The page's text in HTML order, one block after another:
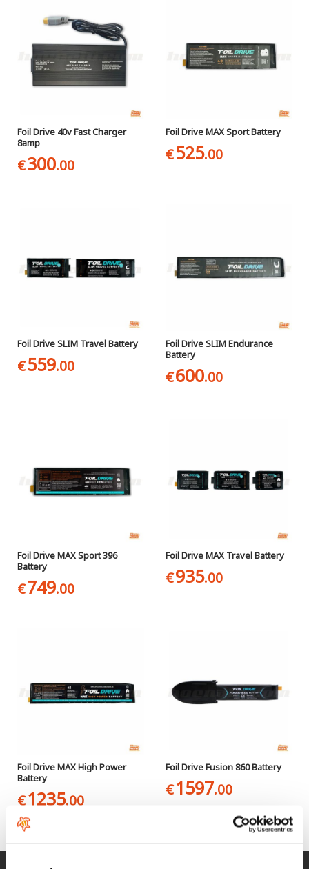
Foil Drive 40v Fast Charger
8amp
€300.00
Foil Drive MAX Sport Battery
€525.00
Foil Drive SLIM Travel Battery
€559.00
Foil Drive SLIM Endurance
Battery
€600.00
Foil Drive MAX Sport 396
Battery
€749.00
Foil Drive MAX Travel Battery
€935.00
Foil Drive MAX High Power
Battery
€1235.00
Foil Drive Fusion 860 Battery
€1597.00